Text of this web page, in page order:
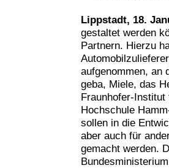
Lippstadt, 18.
gestaltet werden
Partnern. Hierzu
aufgenommen, an
geba, Miele, das
Fraunhofer-
Hochschule
sollen in die
aber auch für
gemacht werden.